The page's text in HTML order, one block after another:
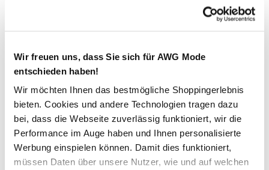
Wir freuen uns, dass Sie sich für AWG Mode
entschieden haben!
Wir möchten Ihnen das bestmögliche Shoppingerlebnis
bieten. Cookies und andere Technologien tragen dazu
bei, dass die Webseite zuverlässig funktioniert, wir die
Performance im Auge haben und Ihnen personalisierte
Werbung einspielen können. Damit dies funktioniert,
müssen Daten über unsere Nutzer, wie und auf welchen
In den Warenkorb
Schneller DHL Versand: in 1–3 Werktagen
Kostenfreie Rücksendung innerhalb 14 Tage
Kostenlose Filiallieferung in Ihre Wunschfiliale